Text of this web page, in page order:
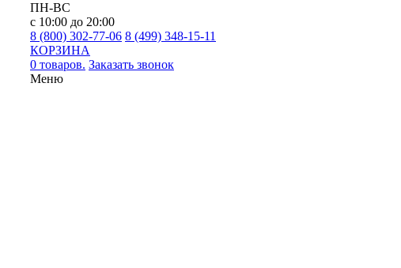
ПН-ВС
с 10:00 до 20:00
8 (800) 302-77-06 8 (499) 348-15-11
КОРЗИНА
0 товаров. Заказать звонок
Меню